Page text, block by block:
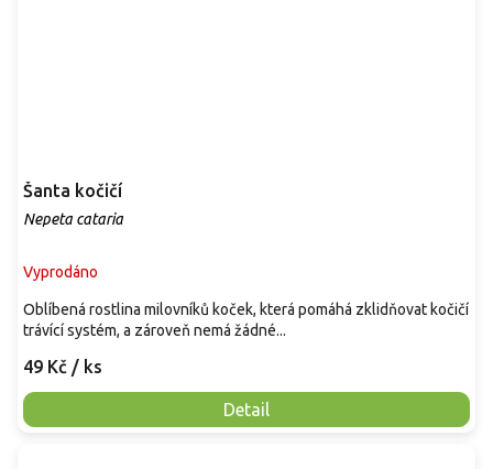
Šanta kočičí
Nepeta cataria
Vyprodáno
49 Kč / ks
Detail
Oblíbená rostlina milovníků koček, která pomáhá zklidňovat kočičí
trávící systém, a zároveň nemá žádné...